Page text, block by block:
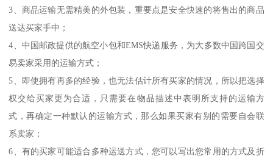
3、商品运输无需精美的外包装，重要点是安全快速的将售出的商品
送达买家手中；
4、中国邮政提供的航空小包和EMS快递服务，为大多数中国跨国交
易卖家采用的运输方式；
5、即使拥有再多的经验，也无法估计所有买家的情况，所以把选择
权交给买家更为合适，只需要在物品描述中表明所支持的运输方
式，再确定一种默认的运输方式，那么如果买家有别的需要自会联
系卖家；
6、有的买家可能适合多种运送方式，您可以写出您常用的方式及折